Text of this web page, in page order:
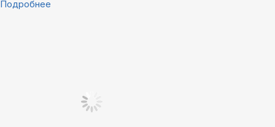
Подробнее